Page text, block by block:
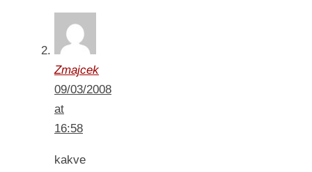
Zmajcek
09/03/2008
at
16:58
kakve